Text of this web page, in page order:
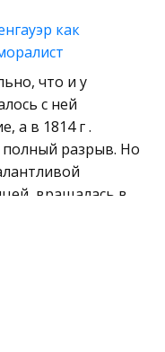
и Спорт
и права
как
что и у
с ней
а в 1814 г .
разрыв. Но
вращалась в